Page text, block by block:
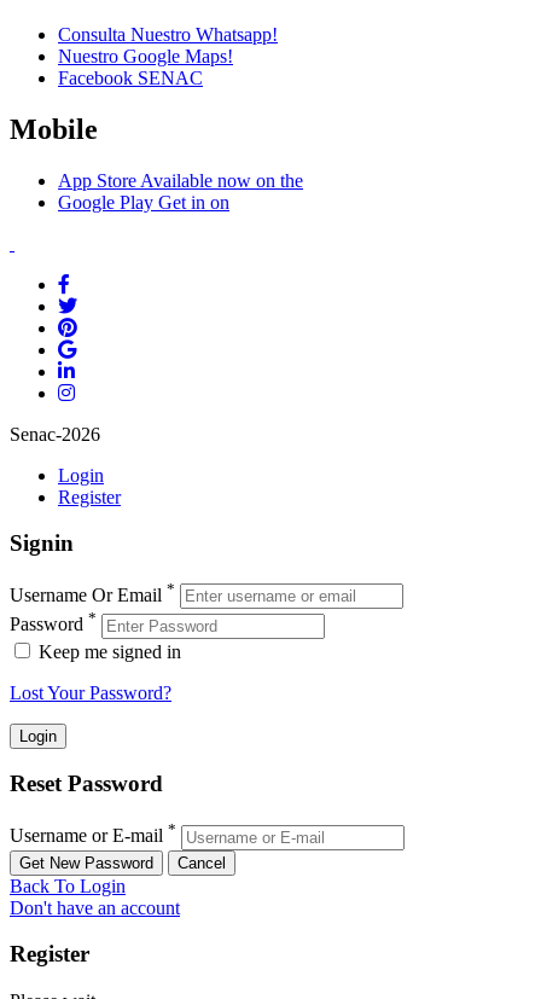
Consulta Nuestro Whatsapp!
Nuestro Google Maps!
Facebook SENAC
Mobile
App Store Available now on the
Google Play Get in on
Senac-2026
Login
Register
Signin
Username Or Email *
Password *
Keep me signed in
Lost Your Password?
Reset Password
Username or E-mail *
Back To Login
Don't have an account
Register